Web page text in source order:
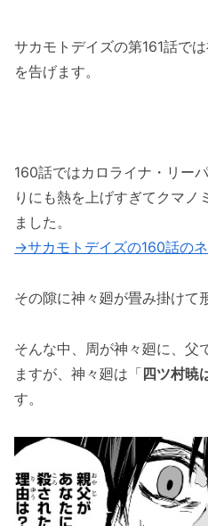
サカモトデイズの161
佛が暴走！
「サカモトデイズの
ついに大佛が駆けつけ
サカモトデイズの第161話で
を告げます。
160話ではカロライナ・リー
りにも熱を上げすぎてクマノ
ました。
→サカモトデイズの160話の
その隙に神々廻が畳み掛けて
そんな中、周が神々廻に、父
ますが、神々廻は「四ツ村暁
す。